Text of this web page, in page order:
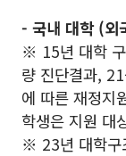
- 국내 대학 (외
※ 15년 대학
량 진단결과,
에 따른 재정
학생은 지원 대
※ 23년 대학구